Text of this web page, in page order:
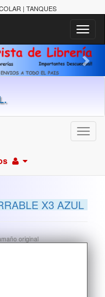
| TANQUES
X3 AZUL
original